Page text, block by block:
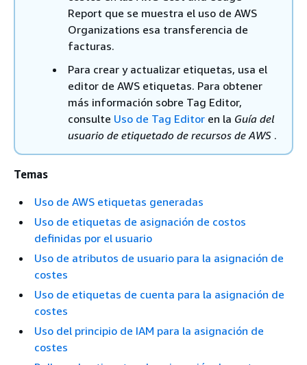
Report que se muestra el uso de AWS
Organizations esa transferencia de
facturas.
Para crear y actualizar etiquetas, usa el
editor de AWS etiquetas. Para obtener
más información sobre Tag Editor,
consulte Uso de Tag Editor en la Guía del
usuario de etiquetado de recursos de AWS .
Temas
Uso de AWS etiquetas generadas
Uso de etiquetas de asignación de costos
definidas por el usuario
Uso de atributos de usuario para la asignación de
costes
Uso de etiquetas de cuenta para la asignación de
costes
Uso del principio de IAM para la asignación de
costes